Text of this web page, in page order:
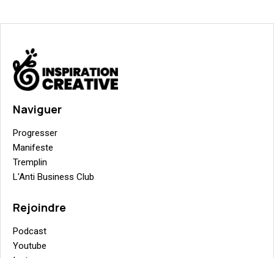
Naviguer
Progresser
Manifeste
Tremplin
L'Anti Business Club
Rejoindre
Podcast
Youtube